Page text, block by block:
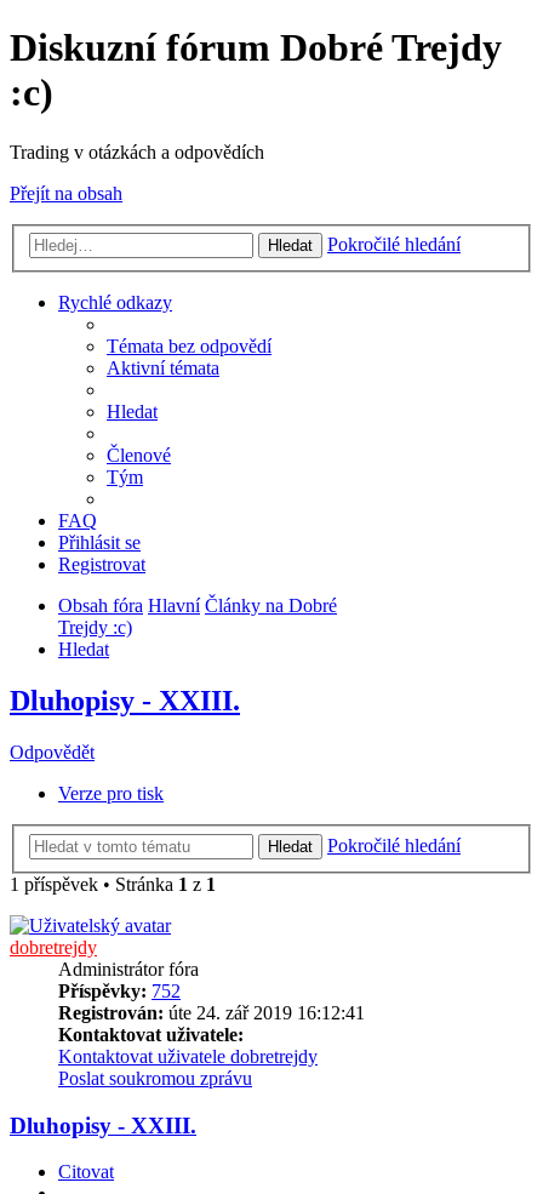
Diskuzní fórum Dobré Trejdy
:c)
Trading v otázkách a odpovědích
Přejít na obsah
Hledat Pokročilé hledání
Rychlé odkazy
Témata bez odpovědí
Aktivní témata
Hledat
Členové
Tým
FAQ
Přihlásit se
Registrovat
Obsah fóra Hlavní Články na Dobré
Trejdy :c)
Hledat
Dluhopisy - XXIII.
Odpovědět
Verze pro tisk
Hledat
Pokročilé hledání
1 příspěvek • Stránka 1 z 1
dobretrejdy
Administrátor fóra
Příspěvky: 752
Registrován: úte 24. zář 2019 16:12:41
Kontaktovat uživatele:
Kontaktovat uživatele dobretrejdy
Poslat soukromou zprávu
Dluhopisy - XXIII.
Citovat